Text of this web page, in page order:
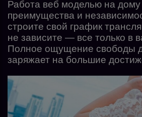
Работа веб моделью на
преимущества и
строите свой график
не зависите — все только в
Полное ощущение свободы
заряжает на большие